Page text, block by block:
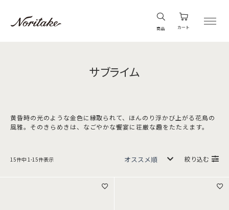
商品 カート
サブライム
黄昏時の光のような金色に縁取られて、ほんのり浮かび上がる花鳥の
風雅。そのきらめきは、なごやかな饗宴に荘厳な趣をたたえます。
15件中 1 -15件表示 絞り込む